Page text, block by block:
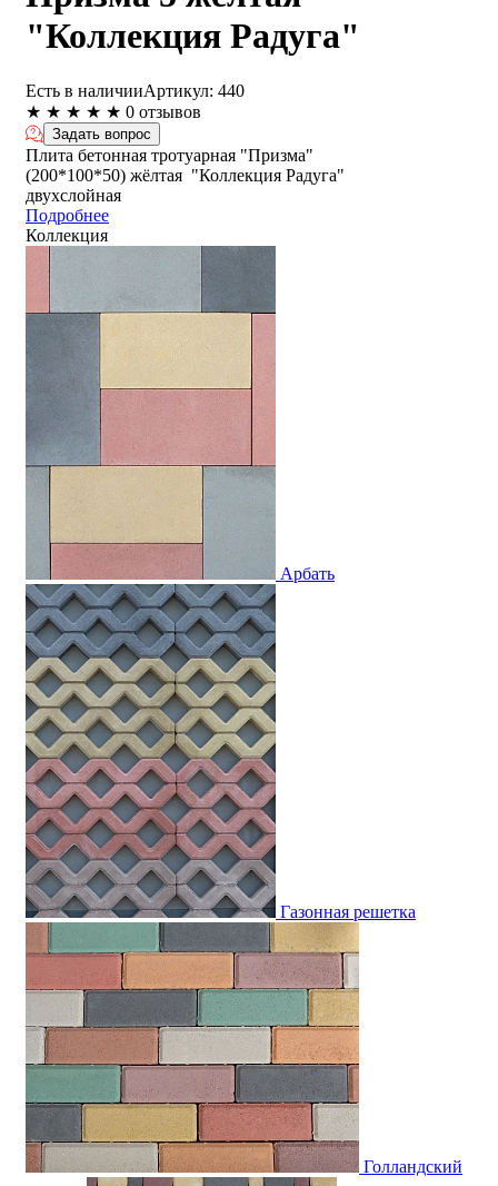
"Коллекция Радуга"
Есть в наличииАртикул: 440
★ ★ ★ ★ ★ 0 отзывов
Задать вопрос
Плита бетонная тротуарная "Призма"
(200*100*50) жёлтая "Коллекция Радуга"
двухслойная
Подробнее
Коллекция
Арбать
Газонная решетка
Голландский